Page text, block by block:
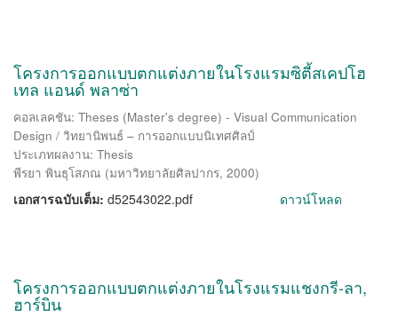
โครงการออกแบบตกแต่งภายในโรงแรมซิตี้สเคปโฮ
เทล แอนด์ พลาซ่า
คอลเลคชัน: Theses (Master's degree) - Visual Communication
Design / วิทยานิพนธ์ – การออกแบบนิเทศศิลป์
ประเภทผลงาน: Thesis
พีรยา พินธุโสภณ (มหาวิทยาลัยศิลปากร, 2000)
เอกสารฉบับเต็ม: d52543022.pdf ดาวน์โหลด
โครงการออกแบบตกแต่งภายในโรงแรมแชงกรี-ลา,
ฮาร์บิน